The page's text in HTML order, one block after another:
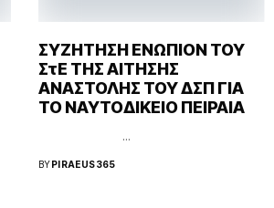
ΣΥΖΗΤΗΣΗ ΕΝΩΠΙΟΝ ΤΟΥ
ΣτΕ ΤΗΣ ΑΙΤΗΣΗΣ
ΑΝΑΣΤΟΛΗΣ ΤΟΥ ΔΣΠ ΓΙΑ
ΤΟ ΝΑΥΤΟΔΙΚΕΙΟ ΠΕΙΡΑΙΑ
...
BY PIRAEUS365